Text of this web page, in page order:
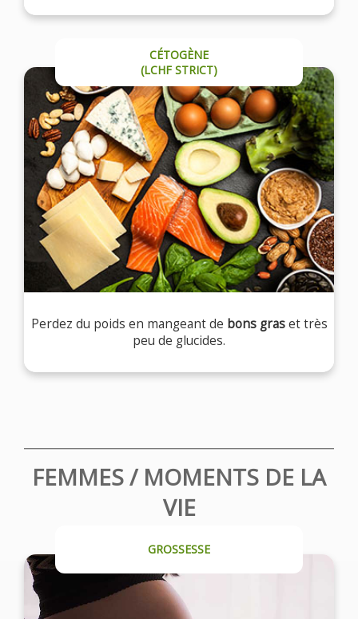
CÉTOGÈNE
(LCHF STRICT)
Perdez du poids en mangeant de bons graset très
peu de glucides.
FEMMES / MOMENTS DE LA
VIE
GROSSESSE